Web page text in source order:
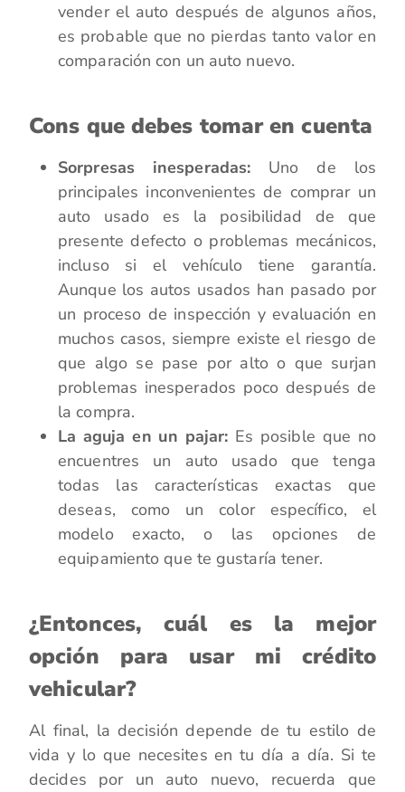
vender el auto después de algunos años,
es probable que no pierdas tanto valor en
comparación con un auto nuevo.
Cons que debes tomar en cuenta
Sorpresas inesperadas: Uno de los
principales inconvenientes de comprar un
auto usado es la posibilidad de que
presente defecto o problemas mecánicos,
incluso si el vehículo tiene garantía.
Aunque los autos usados han pasado por
un proceso de inspección y evaluación en
muchos casos, siempre existe el riesgo de
que algo se pase por alto o que surjan
problemas inesperados poco después de
la compra.
La aguja en un pajar: Es posible que no
encuentres un auto usado que tenga
todas las características exactas que
deseas, como un color específico, el
modelo exacto, o las opciones de
equipamiento que te gustaría tener.
¿Entonces, cuál es la mejor
opción para usar mi crédito
vehicular?
Al final, la decisión depende de tu estilo de
vida y lo que necesites en tu día a día. Si te
decides por un auto nuevo, recuerda que